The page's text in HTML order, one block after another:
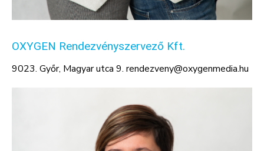
OXYGEN Rendezvényszervező Kft.
9023. Győr, Magyar utca 9. rendezveny@oxygenmedia.hu